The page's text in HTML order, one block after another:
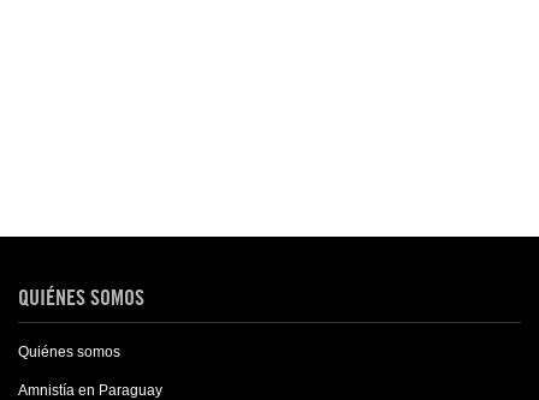
QUIÉNES SOMOS
Quiénes somos
Amnistía en Paraguay